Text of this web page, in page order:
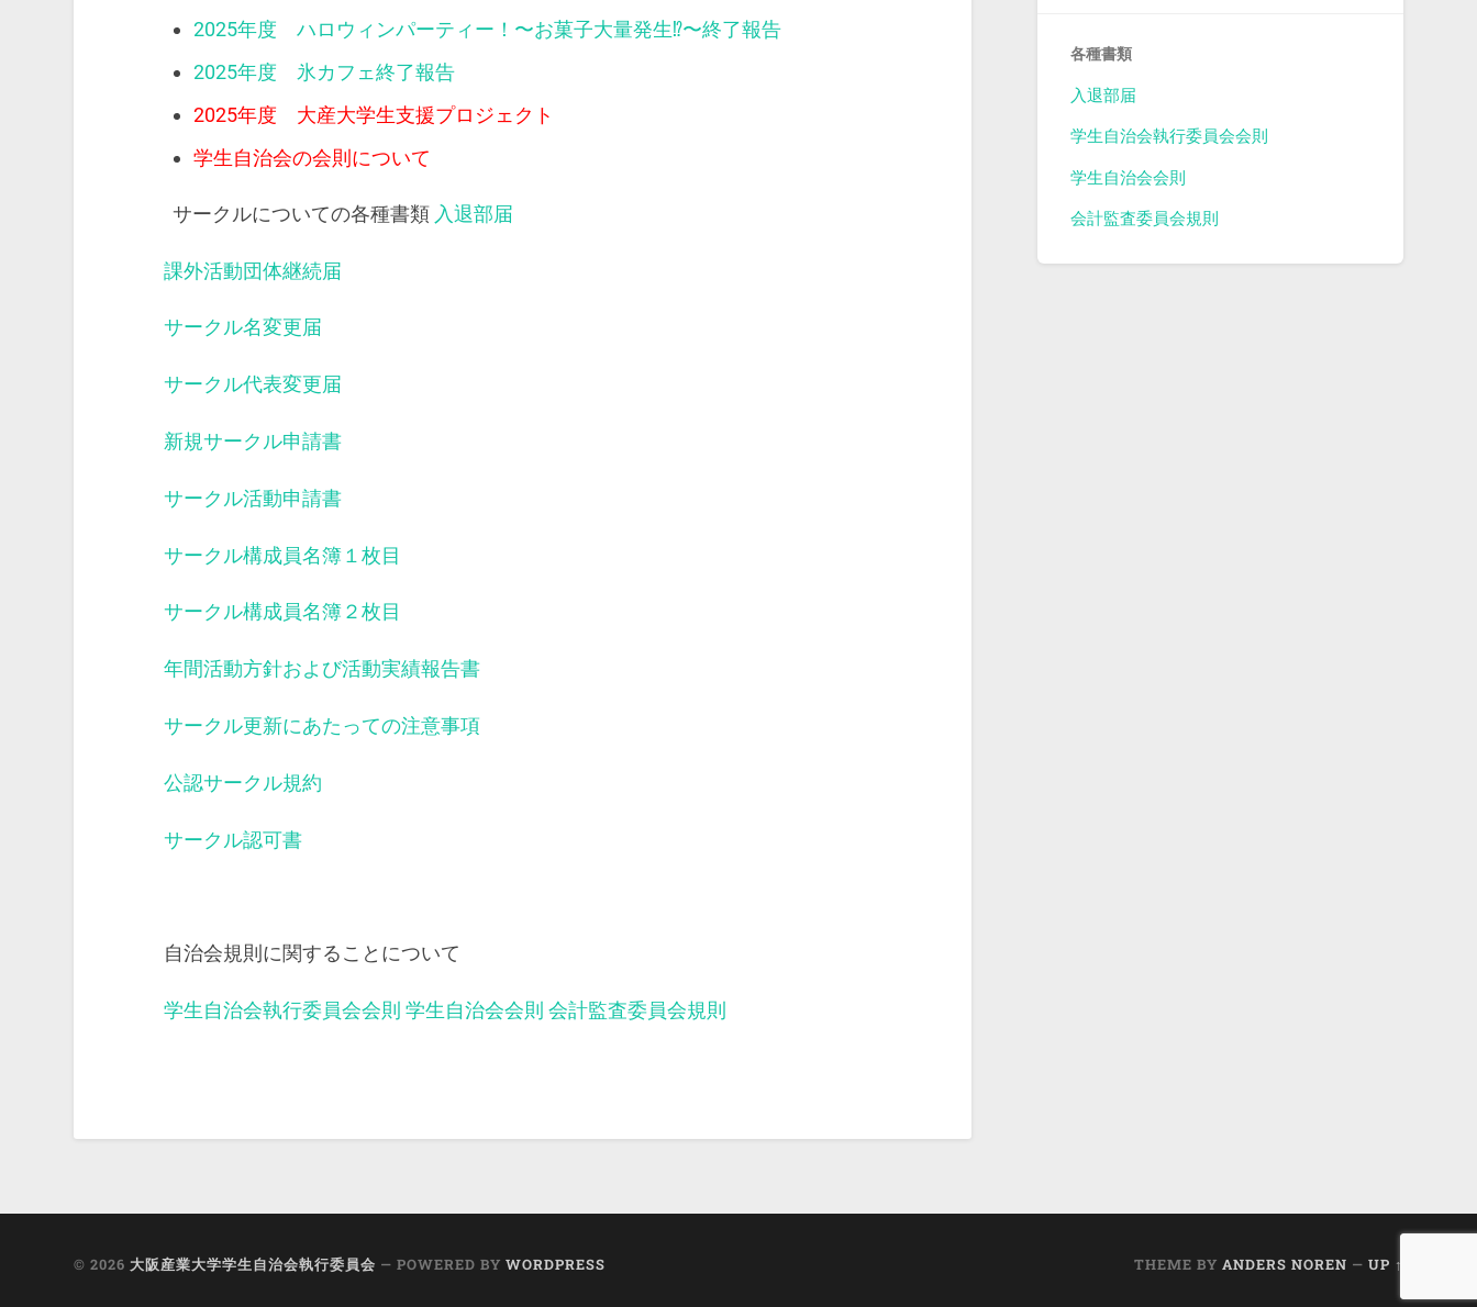
2025年度 ハロウィンパーティー！〜お菓子大量発生⁉︎〜終了報告
2025年度 氷カフェ終了報告
2025年度 大産大学生支援プロジェクト
学生自治会の会則について
サークルについての各種書類 入退部届
課外活動団体継続届
サークル名変更届
サークル代表変更届
新規サークル申請書
サークル活動申請書
サークル構成員名簿１枚目
サークル構成員名簿２枚目
年間活動方針および活動実績報告書
サークル更新にあたっての注意事項
公認サークル規約
サークル認可書
自治会規則に関することについて
学生自治会執行委員会会則 学生自治会会則 会計監査委員会規則
各種書類
入退部届
学生自治会執行委員会会則
学生自治会会則
会計監査委員会規則
© 2026 大阪産業大学学生自治会執行委員会 — POWERED BYWORDPRESS THEME BY ANDERS NOREN — UP ↑